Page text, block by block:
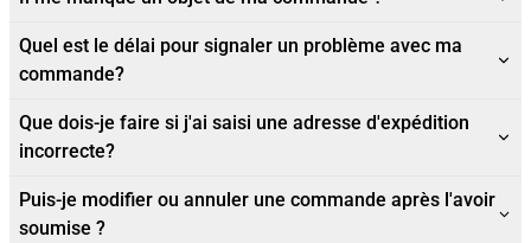
Quel est le délai pour signaler un problème avec ma
commande?
Que dois-je faire si j'ai saisi une adresse d'expédition
incorrecte?
Puis-je modifier ou annuler une commande après l'avoir
soumise ?